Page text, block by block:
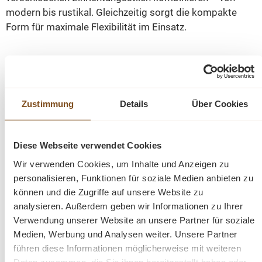
Zustimmung Details Über Cookies
Diese Webseite verwendet Cookies
Wir verwenden Cookies, um Inhalte und Anzeigen zu
personalisieren, Funktionen für soziale Medien anbieten zu
können und die Zugriffe auf unsere Website zu
analysieren. Außerdem geben wir Informationen zu Ihrer
Verwendung unserer Website an unsere Partner für soziale
Medien, Werbung und Analysen weiter. Unsere Partner
führen diese Informationen möglicherweise mit weiteren
modern bis rustikal. Gleichzeitig sorgt die kompakte
Form für maximale Flexibilität im Einsatz.
Farbe: Natur
Oberfläche: naturbelassen, rustikal
Außenbereich
Besonderheiten: jedes Stück ein Unikat durch
individuelle Holzstruktur
Pflegehinweis: gelegentlich mit Teak Öl behandeln
für langfristigen Schutz
Gewicht 15 kg